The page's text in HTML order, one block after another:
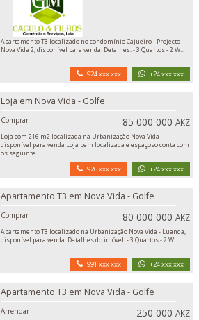
Apartamento T3 localizado no condomínio Cajueiro - Projecto
Nova Vida 2, disponível para venda. Detalhes: - 3 Quartos - 2 W...
924 xxx xxx +24 xxx xxx
Loja em Nova Vida - Golfe
Comprar 85 000 000AKZ
Loja com 216 m2 localizada na Urbanização Nova Vida
disponível para venda Loja bem localizada e espaçoso conta com
os seguinte...
926 xxx xxx +24 xxx xxx
Apartamento T3 em Nova Vida - Golfe
Comprar 80 000 000AKZ
Apartamento T3 localizado na Urbanização Nova Vida - Luanda,
disponível para venda. Detalhes do imóvel: - 3 Quartos - 2 W...
991 xxx xxx +24 xxx xxx
Apartamento T3 em Nova Vida - Golfe
Arrendar 250 000AKZ